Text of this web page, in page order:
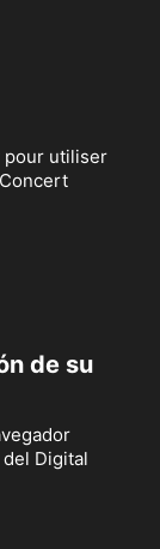
pour utiliser
de su
Digital